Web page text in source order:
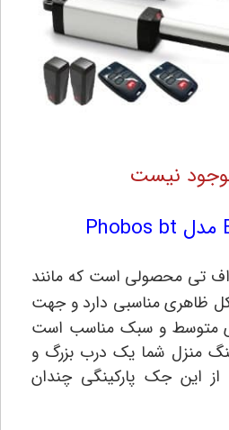
نیست
ظاهری مناسبی دارد و جهت
متوسط و سبک مناسب است
منزل شما یک درب بزرگ و
این جک پارکینگی چندان